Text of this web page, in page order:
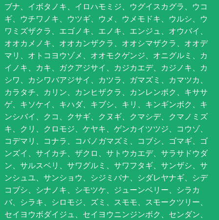
ブナ、イボタノキ、イロハモミジ、ウグイスカグラ、ウコ
ギ、ウチワノキ、ウツギ、ウメ、ウメモドキ、ウルシ、ウ
ワミズザクラ、エゴノキ、エノキ、エンジュ、オウバイ、
オオカメノキ、オオカンザクラ、オオシマザクラ、オオデ
マリ、オトコヨウゾメ、オオモクゲンジ、オニグルミ、カ
イノキ、カキ、ガクアジサイ、カジカエデ、カジノキ、カ
シワ、カシワバアジサイ、カツラ、ガマズミ、カマツカ、
カラタチ、カリン、カンヒザクラ、カンレンボク、キササ
ゲ、キソケイ、キハダ、キブシ、キリ、キンギンボク、キ
ンシバイ、クコ、クサギ、クヌギ、クマシデ、クマノミズ
キ、クリ、クロモジ、ケヤキ、ゲンカイツツジ、コウゾ、
コデマリ、コナラ、コバノガマズミ、コブシ、ゴマギ、ゴ
ンズイ、サイカチ、ザクロ、サトウカエデ、サラサドウダ
ン、サルスベリ、サワグルミ、サワフタギ、サンザシ、サ
ンシュユ、サンショウ、シジミバナ、シダレヤナギ、シデ
コブシ、シナノキ、シモツケ、ジューンベリー、シラカ
バ、シラキ、シロモジ、ズミ、スモモ、スモークツリー、
セイヨウボダイジュ、セイヨウニンジンボク、センダン、